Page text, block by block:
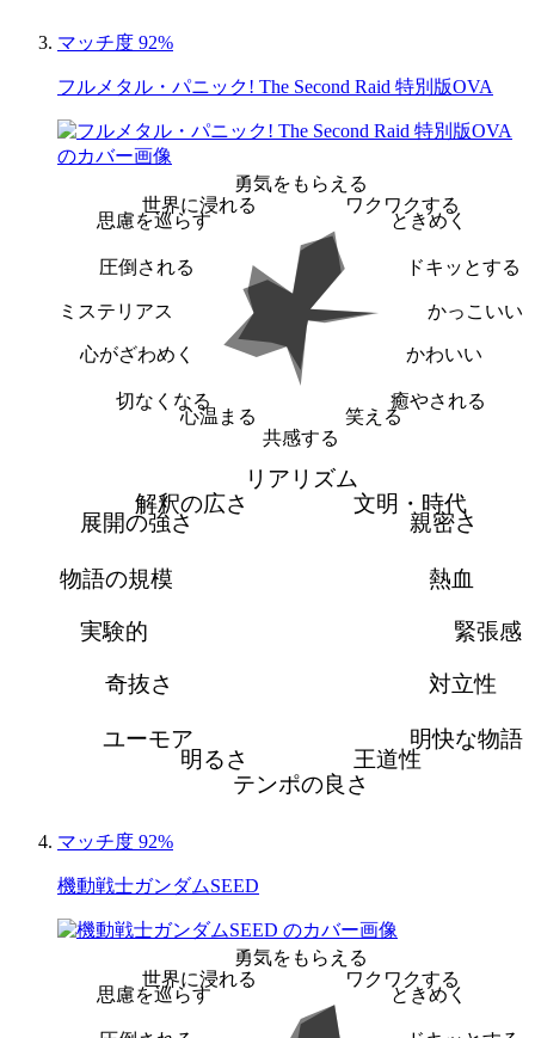
マッチ度 92%
フルメタル・パニック! The Second Raid 特別版OVA
勇気をもらえる
ワクワクする
ときめく
ドキッとする
かっこいい
かわいい
癒やされる
笑える
共感する
心温まる
切なくなる
心がざわめく
ミステリアス
圧倒される
思慮を巡らす
世界に浸れる
リアリズム
文明・時代
親密さ
熱血
緊張感
対立性
明快な物語
王道性
テンポの良さ
明るさ
ユーモア
奇抜さ
実験的
物語の規模
展開の強さ
解釈の広さ
マッチ度 92%
機動戦士ガンダムSEED
勇気をもらえる
ワクワクする
ときめく
思慮を巡らす
世界に浸れる